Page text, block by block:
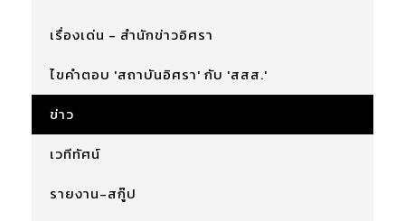
เรื่องเด่น - สำนักข่าวอิศรา
ไขคำตอบ 'สถาบันอิศรา' กับ 'สสส.'
ข่าว
เวทีทัศน์
รายงาน-สกู๊ป